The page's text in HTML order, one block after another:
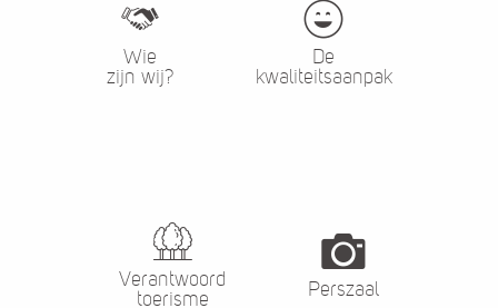
Wie
zijn wij?
De
kwaliteitsaanpak
Verantwoord
toerisme
Perszaal